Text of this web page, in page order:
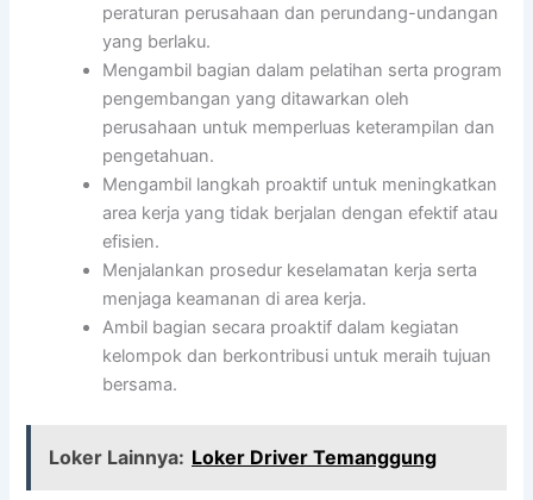
peraturan perusahaan dan perundang-undangan
yang berlaku.
Mengambil bagian dalam pelatihan serta program
pengembangan yang ditawarkan oleh
perusahaan untuk memperluas keterampilan dan
pengetahuan.
Mengambil langkah proaktif untuk meningkatkan
area kerja yang tidak berjalan dengan efektif atau
efisien.
Menjalankan prosedur keselamatan kerja serta
menjaga keamanan di area kerja.
Ambil bagian secara proaktif dalam kegiatan
kelompok dan berkontribusi untuk meraih tujuan
bersama.
Loker Lainnya: Loker Driver Temanggung